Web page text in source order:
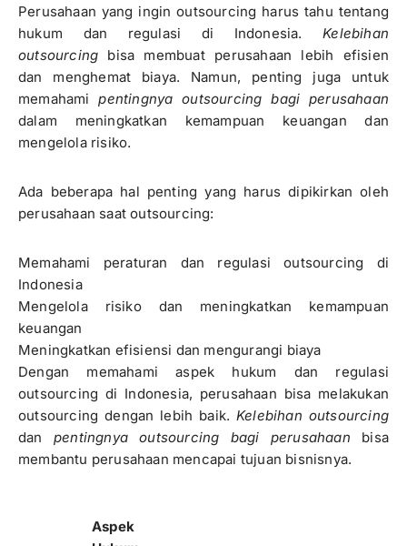
Perusahaan yang ingin outsourcing harus tahu tentang
hukum dan regulasi di Indonesia.Kelebihan
outsourcing bisa membuat perusahaan lebih efisien
dan menghemat biaya. Namun, penting juga untuk
memahamipentingnya outsourcing bagi perusahaan
dalam meningkatkan kemampuan keuangan dan
mengelola risiko.
Ada beberapa hal penting yang harus dipikirkan oleh
perusahaan saat outsourcing:
Memahami peraturan dan regulasi outsourcing di
Indonesia
Mengelola risiko dan meningkatkan kemampuan
keuangan
Meningkatkan efisiensi dan mengurangi biaya
Dengan memahami aspek hukum dan regulasi
outsourcing di Indonesia, perusahaan bisa melakukan
outsourcing dengan lebih baik.Kelebihan outsourcing
dan pentingnya outsourcing bagi perusahaan bisa
membantu perusahaan mencapai tujuan bisnisnya.
Aspek